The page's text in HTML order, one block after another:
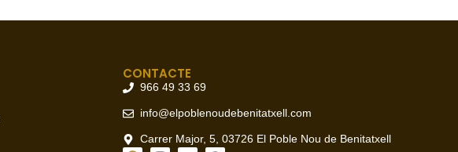
CONTACTE
966 49 33 69
info@elpoblenoudebenitatxell.com
Carrer Major, 5, 03726 El Poble Nou de Benitatxell